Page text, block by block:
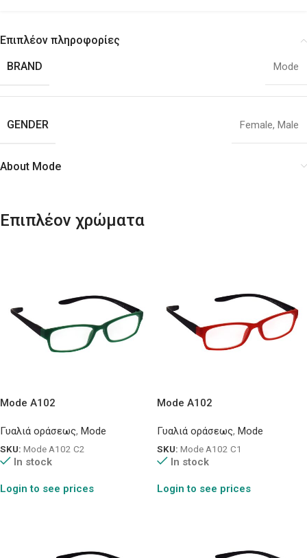
Επιπλέον πληροφορίες
BRAND
Mode
GENDER Female, Male
About Mode
Επιπλέον χρώματα
Mode A102
Γυαλιά οράσεως, Mode
SKU: Mode A102 C2
In stock
Login to see prices
Mode A102
Γυαλιά οράσεως, Mode
SKU: Mode A102 C1
In stock
Login to see prices